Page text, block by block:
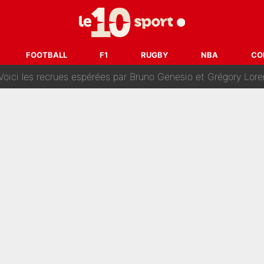
FOOTBALL F1 RUGBY NBA
le PSG : Un gros club étranger prêt à relancer le feuilleton pour
: Les révélations de la famille Zidane sur sa prise de
les recrues espérées par Bruno Genesio et Grégory